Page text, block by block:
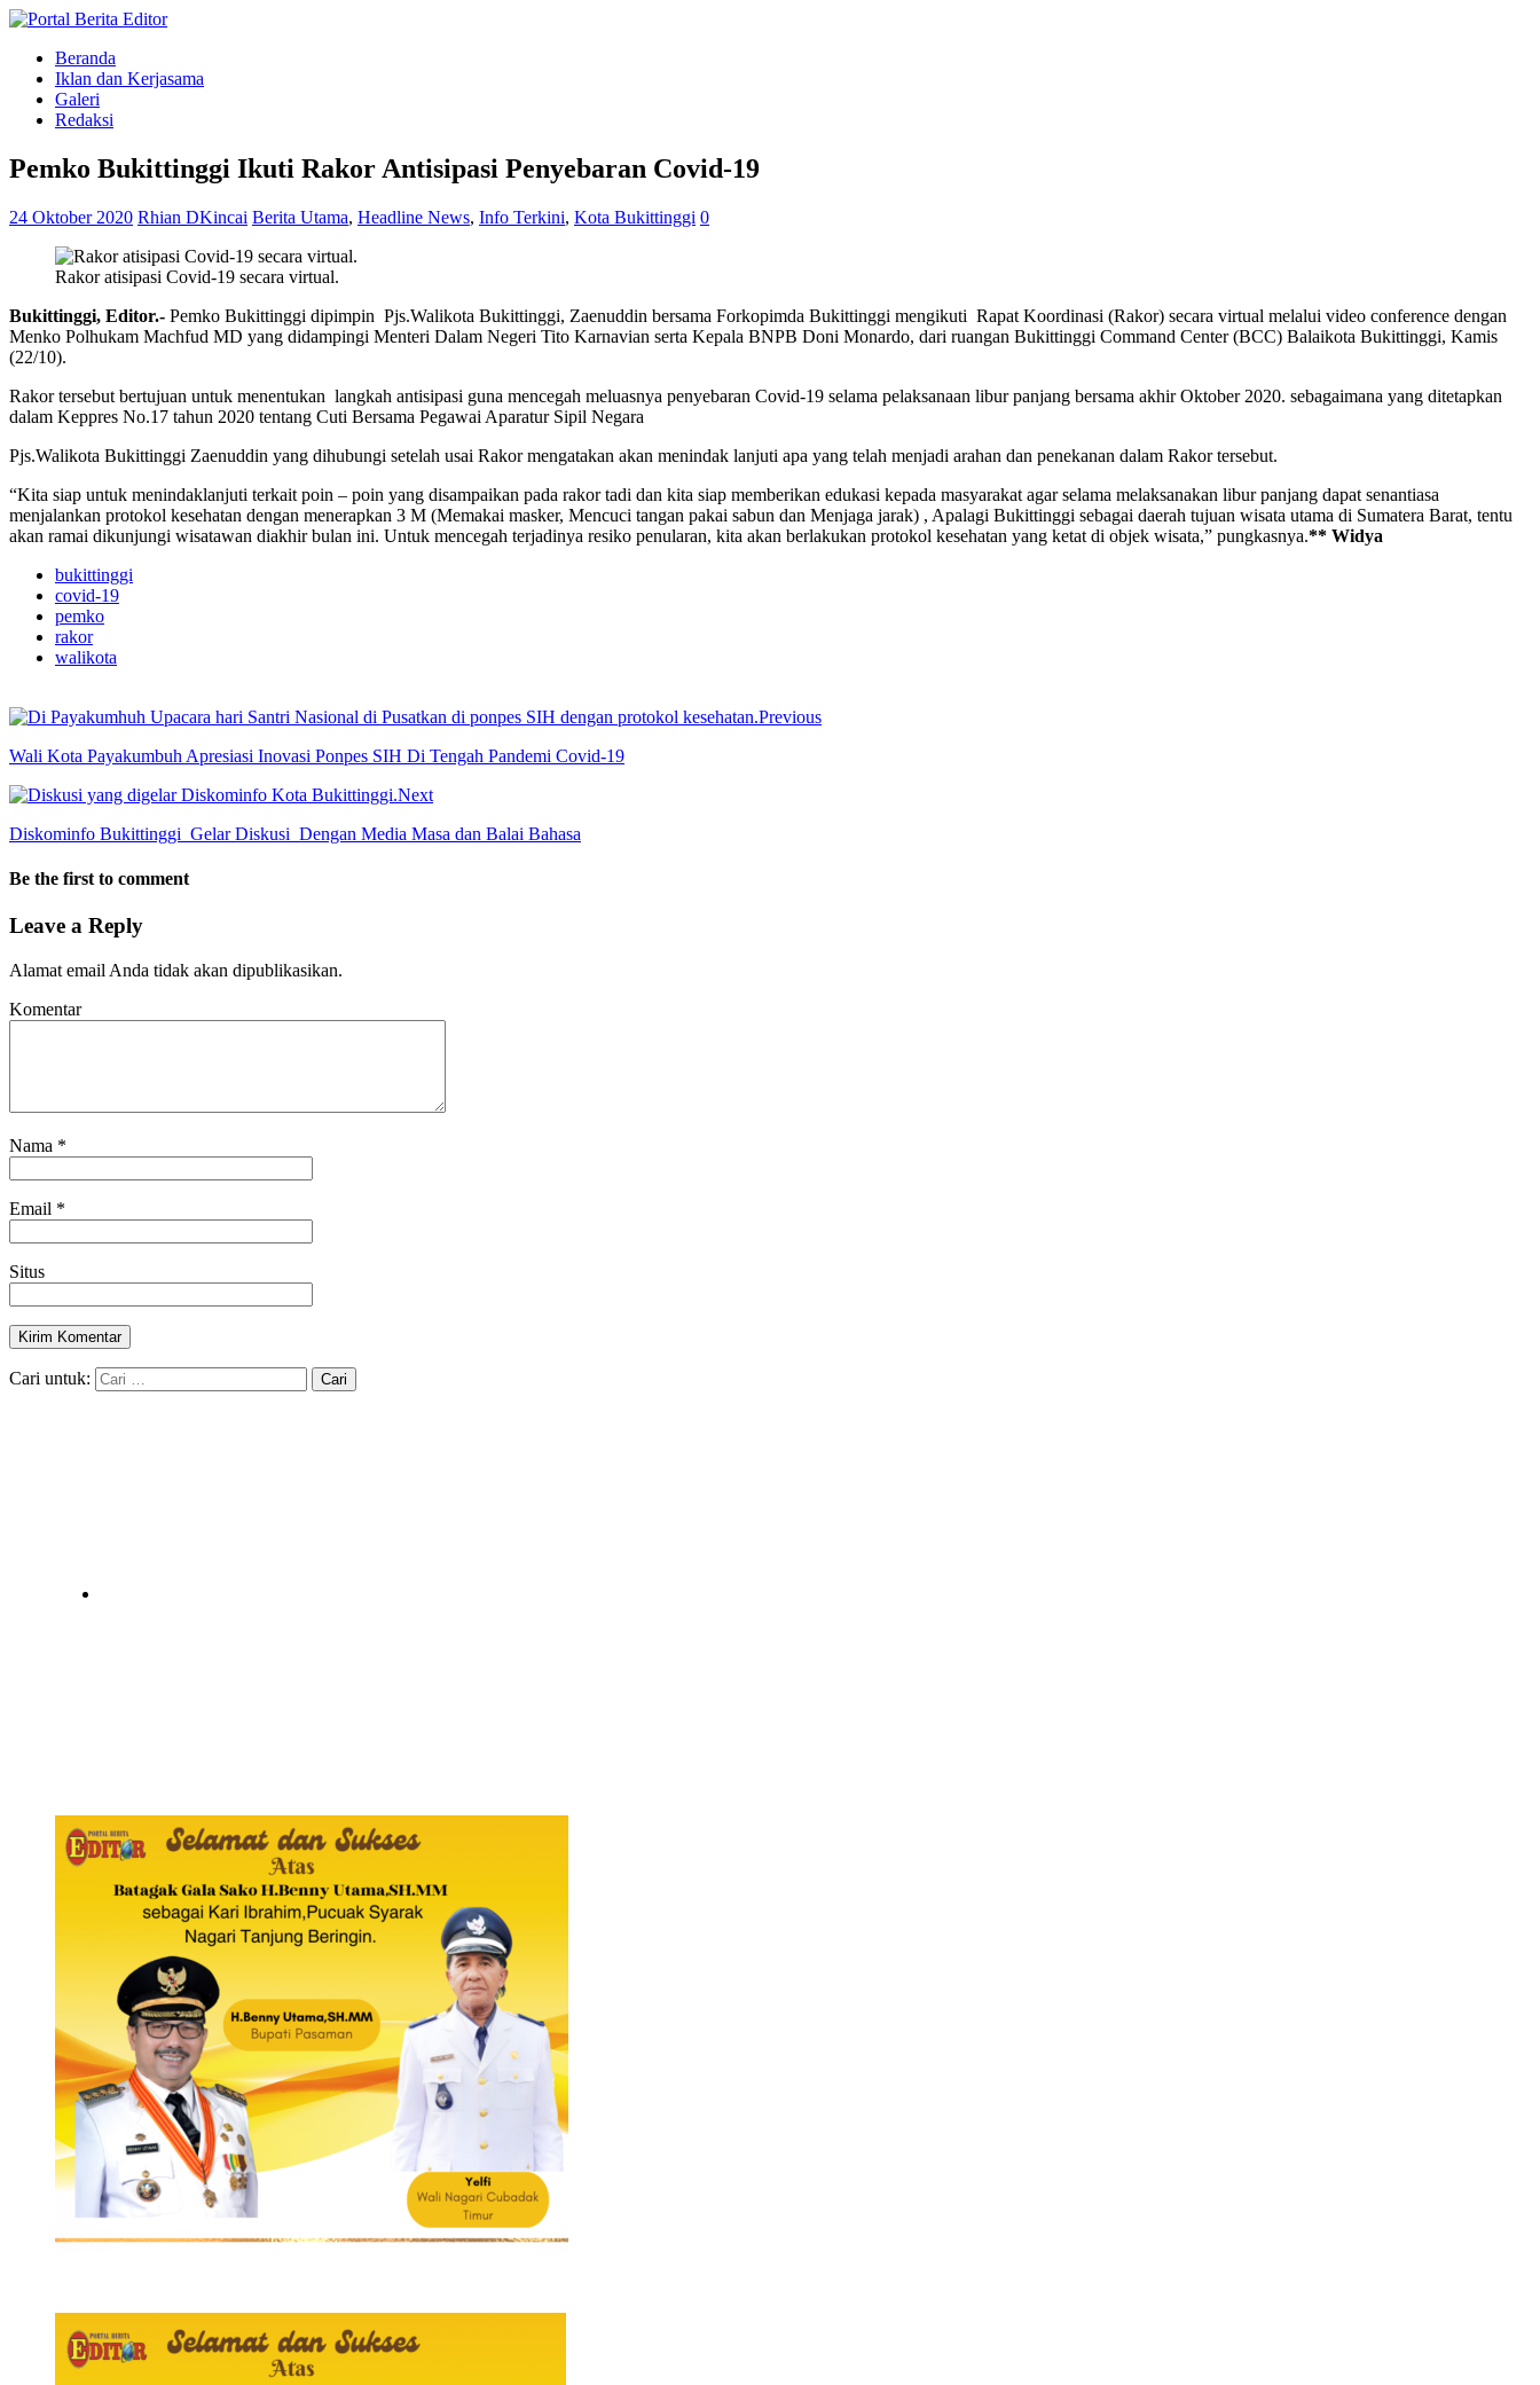
Beranda
Iklan dan Kerjasama
Galeri
Redaksi
Pemko Bukittinggi Ikuti Rakor Antisipasi Penyebaran Covid-19
24 Oktober 2020 Rhian DKincai Berita Utama, Headline News, Info Terkini, Kota Bukittinggi 0
Rakor atisipasi Covid-19 secara virtual.
Bukittinggi, Editor.- Pemko Bukittinggi dipimpin Pjs.Walikota Bukittinggi, Zaenuddin bersama Forkopimda Bukittinggi mengikuti Rapat Koordinasi (Rakor) secara virtual melalui video conference dengan
Menko Polhukam Machfud MD yang didampingi Menteri Dalam Negeri Tito Karnavian serta Kepala BNPB Doni Monardo, dari ruangan Bukittinggi Command Center (BCC) Balaikota Bukittinggi, Kamis
(22/10).
Rakor tersebut bertujuan untuk menentukan langkah antisipasi guna mencegah meluasnya penyebaran Covid-19 selama pelaksanaan libur panjang bersama akhir Oktober 2020. sebagaimana yang ditetapkan
dalam Keppres No.17 tahun 2020 tentang Cuti Bersama Pegawai Aparatur Sipil Negara
Pjs.Walikota Bukittinggi Zaenuddin yang dihubungi setelah usai Rakor mengatakan akan menindak lanjuti apa yang telah menjadi arahan dan penekanan dalam Rakor tersebut.
“Kita siap untuk menindaklanjuti terkait poin – poin yang disampaikan pada rakor tadi dan kita siap memberikan edukasi kepada masyarakat agar selama melaksanakan libur panjang dapat senantiasa
menjalankan protokol kesehatan dengan menerapkan 3 M (Memakai masker, Mencuci tangan pakai sabun dan Menjaga jarak) , Apalagi Bukittinggi sebagai daerah tujuan wisata utama di Sumatera Barat, tentu
akan ramai dikunjungi wisatawan diakhir bulan ini. Untuk mencegah terjadinya resiko penularan, kita akan berlakukan protokol kesehatan yang ketat di objek wisata,” pungkasnya.** Widya
bukittinggi
covid-19
pemko
rakor
walikota
Previous
Wali Kota Payakumbuh Apresiasi Inovasi Ponpes SIH Di Tengah Pandemi Covid-19
Next
Diskominfo Bukittinggi Gelar Diskusi Dengan Media Masa dan Balai Bahasa
Be the first to comment
Leave a Reply
Alamat email Anda tidak akan dipublikasikan.
Komentar
Nama *
Email *
Situs
Cari untuk: